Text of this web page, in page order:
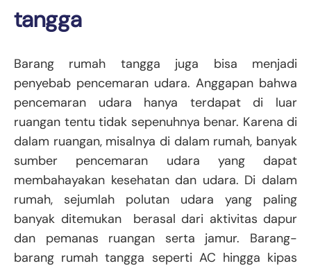
tangga
Barang rumah tangga juga bisa menjadi
penyebab pencemaran udara. Anggapan bahwa
pencemaran udara hanya terdapat di luar
ruangan tentu tidak sepenuhnya benar. Karena di
dalam ruangan, misalnya di dalam rumah, banyak
sumber pencemaran udara yang dapat
membahayakan kesehatan dan udara. Di dalam
rumah, sejumlah polutan udara yang paling
banyak ditemukan berasal dari aktivitas dapur
dan pemanas ruangan serta jamur. Barang-
barang rumah tangga seperti AC hingga kipas